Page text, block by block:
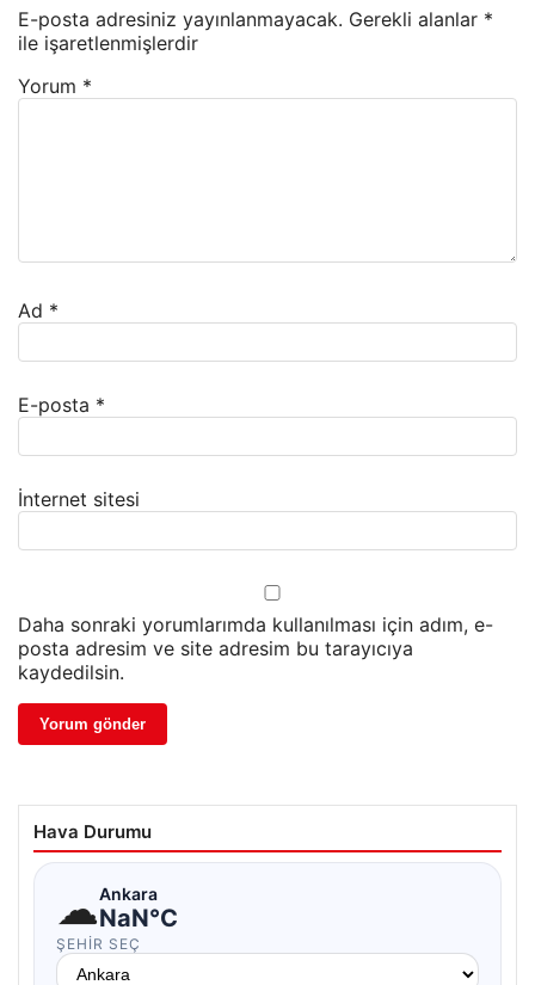
E-posta adresiniz yayınlanmayacak. Gerekli alanlar *
ile işaretlenmişlerdir
Yorum *
Ad *
E-posta *
İnternet sitesi
Daha sonraki yorumlarımda kullanılması için adım, e-
posta adresim ve site adresim bu tarayıcıya
kaydedilsin.
Hava Durumu
☁Ankara
NaN°C
ŞEHIR SEÇ